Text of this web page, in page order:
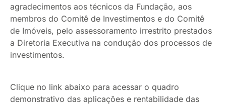
agradecimentos aos técnicos da Fundação, aos
membros do Comitê de Investimentos e do Comitê
de Imóveis, pelo assessoramento irrestrito prestados
a Diretoria Executiva na condução dos processos de
investimentos.
Clique no link abaixo para acessar o quadro
demonstrativo das aplicações e rentabilidade das